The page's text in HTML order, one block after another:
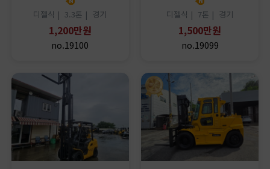
디젤식 | 3.3톤 | 경기
1,200만원
no.19100
디젤식 | 7톤 | 경기
1,500만원
no.19099